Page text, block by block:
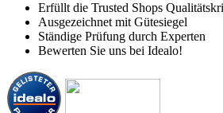
Erfüllt die Trusted Shops
Ausgezeichnet mit Gütesiegel
Ständige Prüfung durch Experten
Bewerten Sie uns bei Idealo!